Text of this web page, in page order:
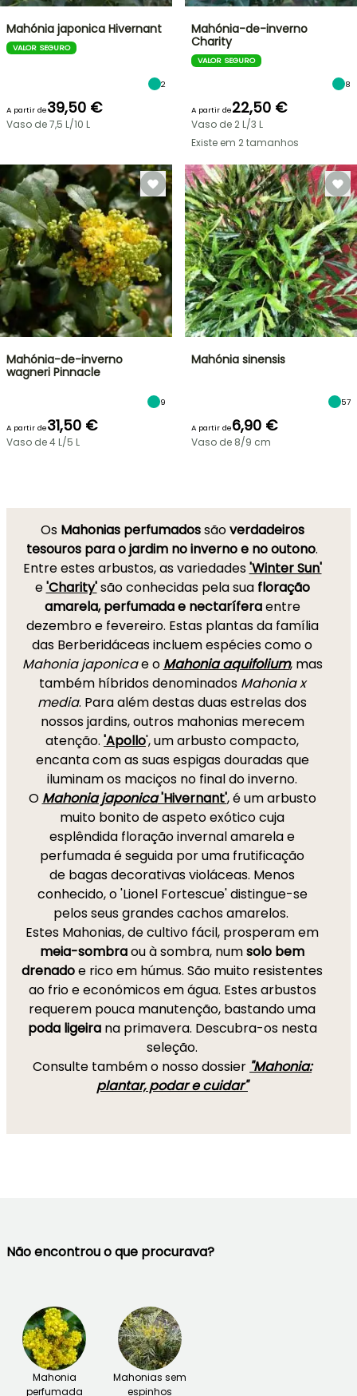
Mahónia japonica Hivernant
VALOR SEGURO
2
A partir de39,50 €
Vaso de 7,5 L/10 L
Mahónia-de-inverno
Charity
VALOR SEGURO
8
A partir de22,50 €
Vaso de 2 L/3 L
Existe em 2 tamanhos
Mahónia-de-inverno
wagneri Pinnacle
9
A partir de31,50 €
Vaso de 4 L/5 L
Mahónia sinensis
57
A partir de6,90 €
Vaso de 8/9 cm
Os Mahonias perfumadossãoverdadeiros
tesouros para o jardim no inverno e no outono.
Entre estes arbustos, as variedades'Winter Sun'
e'Charity'são conhecidas pela sua floração
amarela, perfumada e nectaríferaentre
dezembro e fevereiro. Estas plantas da família
das Berberidáceas incluem espécies como o
Mahonia japonicae o Mahonia aquifolium, mas
também híbridos denominados Mahonia x
media. Para além destas duas estrelas dos
nossos jardins, outros mahonias merecem
atenção. 'Apollo', um arbusto compacto,
encanta com as suas espigas douradas que
iluminam os maciços no final do inverno.
O Mahonia japonica'Hivernant', é um arbusto
muito bonito deaspeto exótico cuja
esplêndida floração invernal amarela e
perfumada é seguida por uma frutificação
de bagas decorativas violáceas. Menos
conhecido, o 'Lionel Fortescue' distingue-se
pelos seus grandes cachos amarelos.
Estes Mahonias, de cultivo fácil, prosperam em
meia-sombraou à sombra, numsolo bem
drenadoe rico em húmus. São muito resistentes
ao frio e económicos em água. Estes arbustos
requerem pouca manutenção, bastando uma
poda ligeirana primavera. Descubra-os nesta
seleção.
Consulte também o nosso dossier "Mahonia:
plantar, podar e cuidar"
Não encontrou o que procurava?
Mahonia
perfumada
Mahonias sem
espinhos